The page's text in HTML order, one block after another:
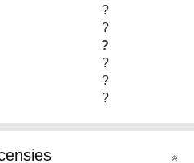
?
?
?
?
?
?